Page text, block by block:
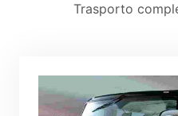
Trasporto